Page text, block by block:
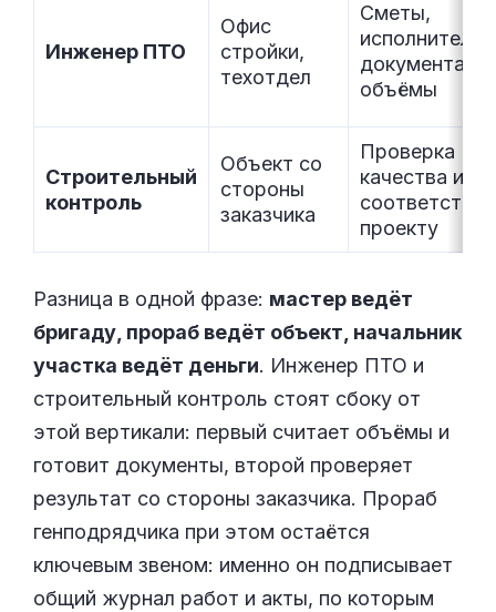
Инженер ПТО
Офис
стройки,
техотдел
Сметы,
объёмы
Строительный
контроль
Объект со
стороны
заказчика
Проверка
качества и
соответствия
проекту
Разница в одной фразе: мастер ведёт
бригаду, прораб ведёт объект, начальник
участка ведёт деньги. Инженер ПТО и
строительный контроль стоят сбоку от
этой вертикали: первый считает объёмы и
готовит документы, второй проверяет
результат со стороны заказчика. Прораб
генподрядчика при этом остаётся
ключевым звеном: именно он подписывает
общий журнал работ и акты, по которым